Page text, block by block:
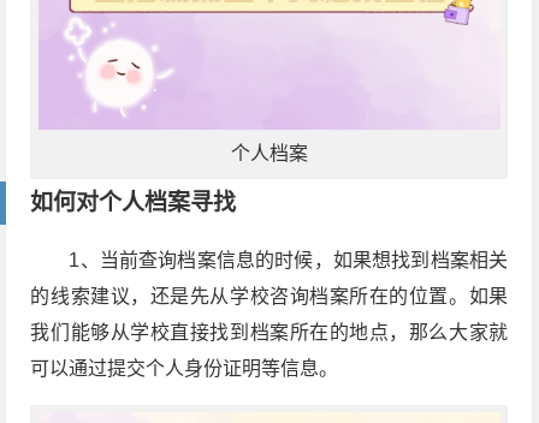
个人档案
如何对个人档案寻找
1、当前查询档案信息的时候，如果想找到档案相关
的线索建议，还是先从学校咨询档案所在的位置。如果
我们能够从学校直接找到档案所在的地点，那么大家就
可以通过提交个人身份证明等信息。